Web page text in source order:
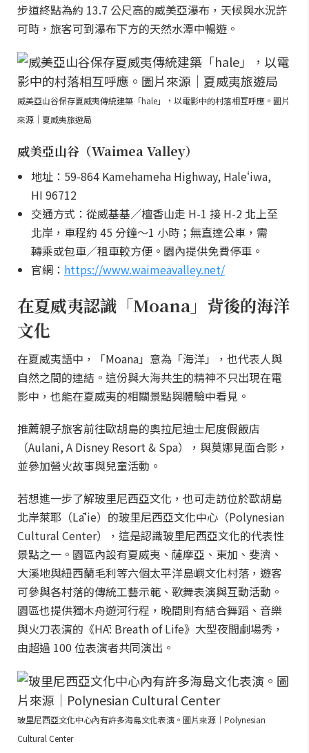
步道終點為約 13.7 公尺高的威美亞瀑布，天候與水況許
可時，旅客可到瀑布下方的天然水潭中暢遊。
威美亞山谷保存夏威夷傳統建築「hale」，以電影中的村落相互呼應。圖片
來源｜夏威夷旅遊局
威美亞山谷（Waimea Valley）
地址：59-864 Kamehameha Highway, Haleʻiwa,
HI 96712
交通方式：從威基基／檀香山走 H-1 接 H-2 北上至
北岸，車程約 45 分鐘～1 小時；無直達公車，需
轉乘或包車／租車較方便。園內提供免費停車。
官網： https://www.waimeavalley.net/
在夏威夷認識「Moana」背後的海洋
文化
在夏威夷語中，「Moana」意為「海洋」，也代表人與
自然之間的連結。這份與大海共生的精神不只出現在電
影中，也能在夏威夷的相關景點與體驗中看見。
推薦親子旅客前往歐胡島的奧拉尼迪士尼度假飯店
（Aulani, A Disney Resort & Spa），與莫娜見面合影，
並參加營火故事與兒童活動。
若想進一步了解玻里尼西亞文化，也可走訪位於歐胡島
北岸萊耶（Lāʻie）的玻里尼西亞文化中心（Polynesian
Cultural Center），這是認識玻里尼西亞文化的代表性
景點之一。園區內設有夏威夷、薩摩亞、東加、斐濟、
大溪地與紐西蘭毛利等六個太平洋島嶼文化村落，遊客
可參與各村落的傳統工藝示範、歌舞表演與互動活動。
園區也提供獨木舟遊河行程，晚間則有結合舞蹈、音樂
與火刀表演的《HĀ: Breath of Life》大型夜間劇場秀，
由超過 100 位表演者共同演出。
玻里尼西亞文化中心內有許多海島文化表演。圖片來源｜Polynesian
Cultural Center